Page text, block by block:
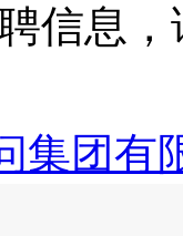
信息
集团有